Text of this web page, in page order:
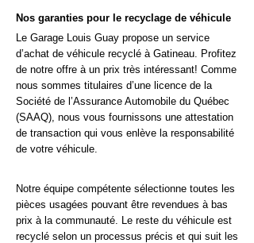
Nos garanties pour le recyclage de véhicule
Le Garage Louis Guay propose un service
d’achat de véhicule recyclé à Gatineau. Profitez
de notre offre à un prix très intéressant! Comme
nous sommes titulaires d’une licence de la
Société de l’Assurance Automobile du Québec
(SAAQ), nous vous fournissons une attestation
de transaction qui vous enlève la responsabilité
de votre véhicule.
Notre équipe compétente sélectionne toutes les
pièces usagées pouvant être revendues à bas
prix à la communauté. Le reste du véhicule est
recyclé selon un processus précis et qui suit les